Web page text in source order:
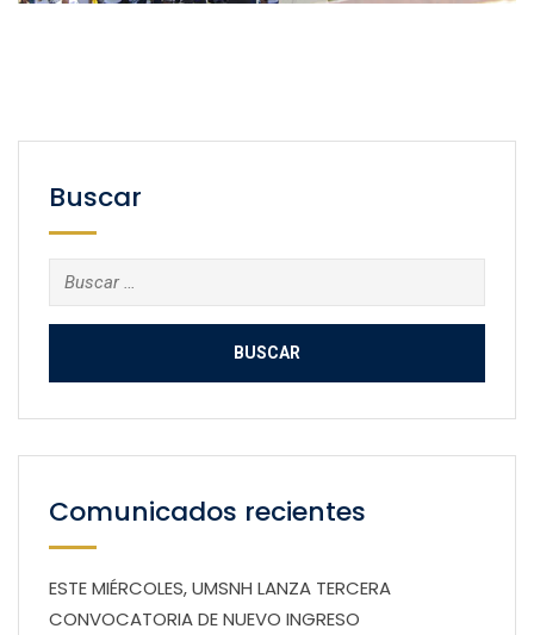
Buscar
Buscar:
Comunicados recientes
ESTE MIÉRCOLES, UMSNH LANZA TERCERA
CONVOCATORIA DE NUEVO INGRESO